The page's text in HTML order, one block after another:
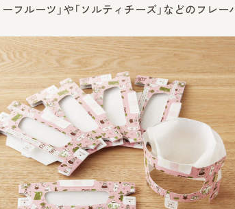
フルーツ」や「ソルティチーズ」などのフレ